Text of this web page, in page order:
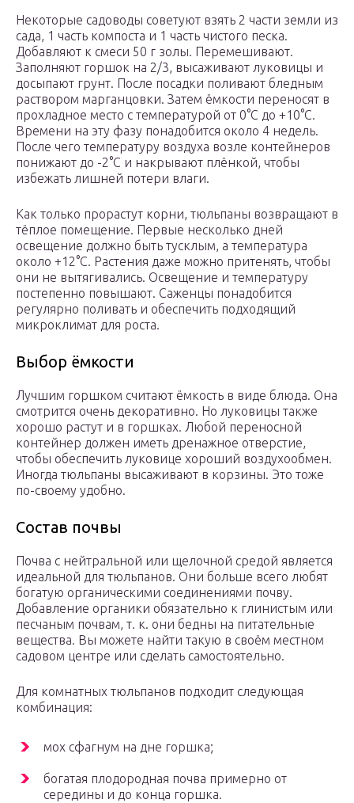
Некоторые садоводы советуют взять 2 части земли из
сада, 1 часть компоста и 1 часть чистого песка.
Добавляют к смеси 50 г золы. Перемешивают.
Заполняют горшок на 2/3, высаживают луковицы и
досыпают грунт. После посадки поливают бледным
раствором марганцовки. Затем ёмкости переносят в
прохладное место с температурой от 0°С до +10°С.
Времени на эту фазу понадобится около 4 недель.
После чего температуру воздуха возле контейнеров
понижают до -2°С и накрывают плёнкой, чтобы
избежать лишней потери влаги.
Как только прорастут корни, тюльпаны возвращают в
тёплое помещение. Первые несколько дней
освещение должно быть тусклым, а температура
около +12°С. Растения даже можно притенять, чтобы
они не вытягивались. Освещение и температуру
постепенно повышают. Саженцы понадобится
регулярно поливать и обеспечить подходящий
микроклимат для роста.
Выбор ёмкости
Лучшим горшком считают ёмкость в виде блюда. Она
смотрится очень декоративно. Но луковицы также
хорошо растут и в горшках. Любой переносной
контейнер должен иметь дренажное отверстие,
чтобы обеспечить луковице хороший воздухообмен.
Иногда тюльпаны высаживают в корзины. Это тоже
по-своему удобно.
Состав почвы
Почва с нейтральной или щелочной средой является
идеальной для тюльпанов. Они больше всего любят
богатую органическими соединениями почву.
Добавление органики обязательно к глинистым или
песчаным почвам, т. к. они бедны на питательные
вещества. Вы можете найти такую в своём местном
садовом центре или сделать самостоятельно.
Для комнатных тюльпанов подходит следующая
комбинация:
мох сфагнум на дне горшка;
богатая плодородная почва примерно от
середины и до конца горшка.